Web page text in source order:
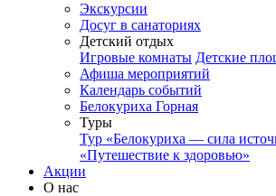
Экскурсии
Досуг в санаториях
Детский отдых
Игровые комнаты Детские
Афиша мероприятий
Календарь событий
Белокуриха Горная
Туры
Тур «Белокуриха — сила
«Путешествие к здоровью»
Акции
О нас